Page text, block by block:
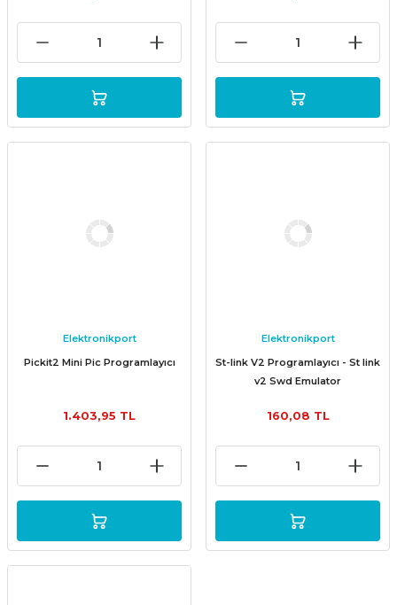
Elektronikport
Pickit2 Mini Pic Programlayıcı
1.403,95 TL
Elektronikport
St-link V2 Programlayıcı - St link
v2 Swd Emulator
160,08 TL